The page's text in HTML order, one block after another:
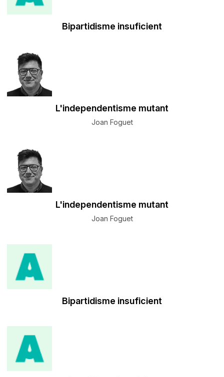
Bipartidisme insuficient
L'independentisme mutant
Joan Foguet
L'independentisme mutant
Joan Foguet
Bipartidisme insuficient